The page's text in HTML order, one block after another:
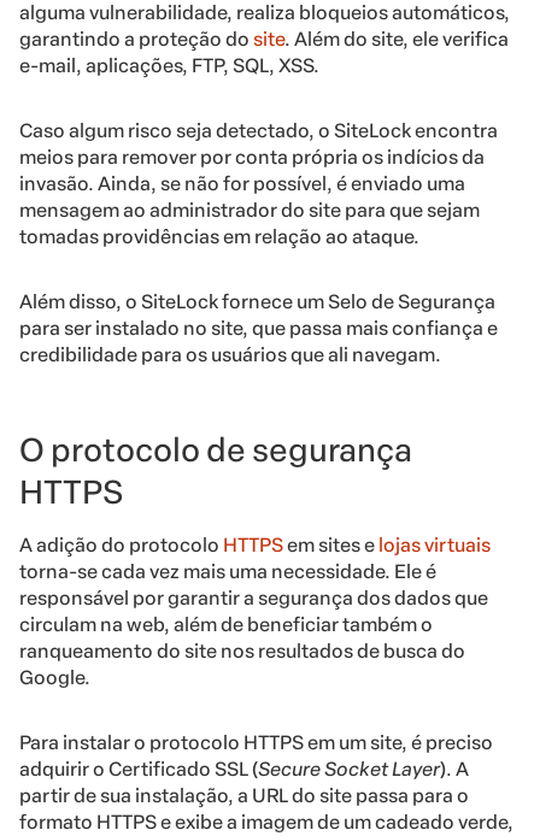
alguma vulnerabilidade, realiza bloqueios automáticos,
garantindo a proteção do site. Além do site, ele verifica
e-mail, aplicações, FTP, SQL, XSS.
Caso algum risco seja detectado, o SiteLock encontra
meios para remover por conta própria os indícios da
invasão. Ainda, se não for possível, é enviado uma
mensagem ao administrador do site para que sejam
tomadas providências em relação ao ataque.
Além disso, o SiteLock fornece um Selo de Segurança
para ser instalado no site, que passa mais confiança e
credibilidade para os usuários que ali navegam.
O protocolo de segurança
HTTPS
A adição do protocolo HTTPSem sites e lojas virtuais
torna-se cada vez mais uma necessidade. Ele é
responsável por garantir a segurança dos dados que
circulam na web, além de beneficiar também o
ranqueamento do site nos resultados de busca do
Google.
Para instalar o protocolo HTTPS em um site, é preciso
adquirir o Certificado SSL (Secure Socket Layer). A
partir de sua instalação, a URL do site passa para o
formato HTTPS e exibe a imagem de um cadeado verde,